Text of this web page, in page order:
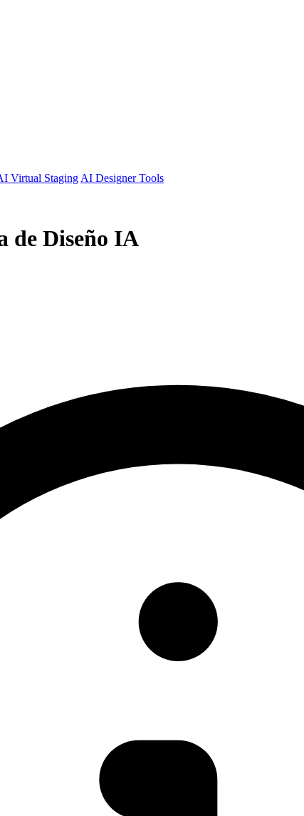
Virtual Staging AI Designer Tools
de Diseño IA